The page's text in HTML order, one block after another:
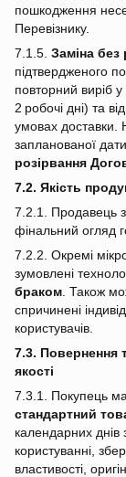
пошкодження
Перевізнику.
7.1.5. Заміна без
підтвердженого
повторний виріб
2 робочі дні) та
умовах доставки.
запланованої
розірвання
7.2. Якість
7.2.1. Продавець
фінальний огляд
7.2.2. Окремі
зумовлені
браком . Також
спричинені
користувачів.
7.3. Повернення
якості
7.3.1. Покупець
стандартний
календарних
користуванні,
властивості,